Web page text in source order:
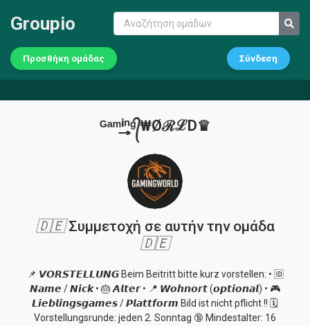
Groupio
Προσθήκη ομάδας Σύνδεση
ᴳᵃᵐⁱ͢͢͢ⁿᵍ᭄₩ØℛℒD♛
🇩🇪Συμμετοχή σε αυτήν την ομάδα
🇩🇪
📌 𝙑𝙊𝙍𝙎𝙏𝙀𝙇𝙇𝙐𝙉𝙂 Beim Beitritt bitte kurz vorstellen: • 🆔
𝙉𝙖𝙢𝙚 / 𝙉𝙞𝙘𝙠 • 🎂 𝘼𝙡𝙩𝙚𝙧 • 📍 𝙒𝙤𝙝𝙣𝙤𝙧𝙩 (𝙤𝙥𝙩𝙞𝙤𝙣𝙖𝙡) • 🎮
𝙇𝙞𝙚𝙗𝙡𝙞𝙣𝙜𝙨𝙜𝙖𝙢𝙚𝙨 / 𝙋𝙡𝙖𝙩𝙩𝙛𝙤𝙧𝙢 Bild ist nicht pflicht !! 🗓️
Vorstellungsrunde: jeden 2. Sonntag 🔞 Mindestalter: 16